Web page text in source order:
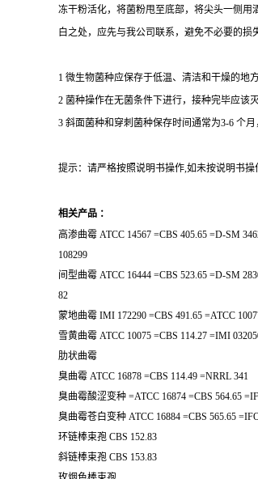
冻干粉活化，将菌粉甩至底部，将尖头一侧用
白之处，应先与我公司联系，避免不必要的损
1 微生物菌种应保存于低温、清洁和干燥的地
2 菌种操作在无菌条件下进行，接种完毕应该
3 斜面菌种和穿刺菌种保存时间通常为3-6 个
提示：请严格按照说明书操作,如未按说明书操
相关产品 ：
高渗曲霉 ATCC 14567 =CBS 405.65 =D-SM
108299
间型曲霉 ATCC 16444 =CBS 523.65 =D-SM
82
蒙地曲霉 IMI 172290 =CBS 491.65 =ATCC
雪黄曲霉 ATCC 10075 =CBS 114.27 =IMI
肋状曲霉
臭曲霉 ATCC 16878 =CBS 114.49 =NRRL 341
臭曲霉酸涩变种 =ATCC 16874 =CBS 564.65
臭曲霉苍白变种 ATCC 16884 =CBS 565.65
环链棒束孢 CBS 152.83
斜链棒束孢 CBS 153.83